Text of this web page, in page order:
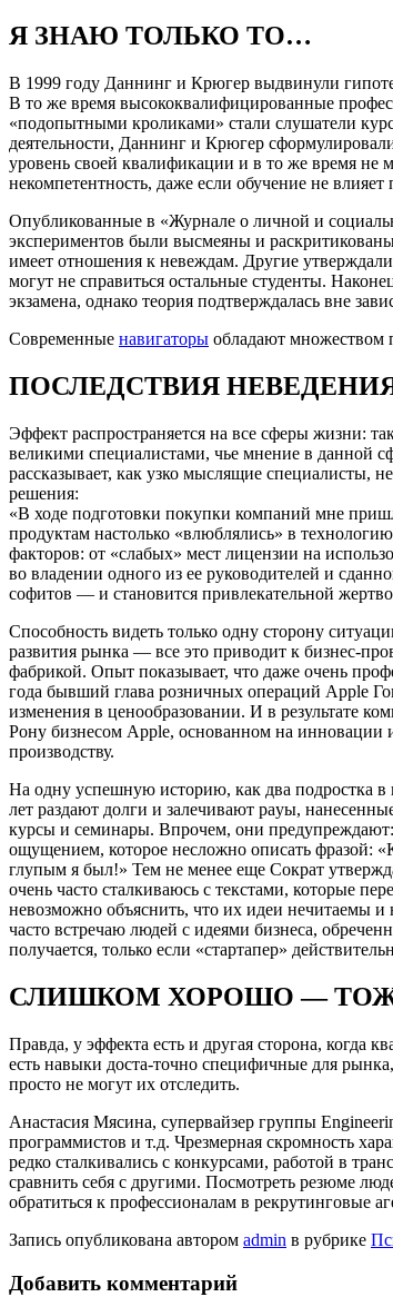
Я ЗНАЮ ТОЛЬКО ТО…
В 1999 году Даннинг и Крюгер выдвинули
В то же время высококвалифицированные
«подопытными кроликами» стали слушатели
деятельности, Даннинг и Крюгер
уровень своей квалификации и в то же время не
некомпетентность, даже если обучение не влияет
Опубликованные в «Журнале о личной и
экспериментов были высмеяны и
имеет отношения к невеждам. Другие
могут не справиться остальные студенты.
экзамена, однако теория подтверждалась вне
Современные навигаторы обладают множеством
ПОСЛЕДСТВИЯ
Эффект распространяется на все сферы жизни:
великими специалистами, чье мнение в данной
рассказывает, как узко мыслящие специалисты,
решения:
«В ходе подготовки покупки компаний мне
продуктам настолько «влюблялись» в
факторов: от «слабых» мест лицензии на
во владении одного из ее руководителей и
софитов — и становится привлекательной
Способность видеть только одну сторону
развития рынка — все это приводит к бизнес-
фабрикой. Опыт показывает, что даже очень
года бывший глава розничных операций Apple
изменения в ценообразовании. И в результате
Рону бизнесом Apple, основанном на инновации
производству.
На одну успешную историю, как два подростка
лет раздают долги и залечивают раyы,
курсы и семинары. Впрочем, они предупреждают:
ощущением, которое несложно описать фразой:
глупым я был!» Тем не менее еще Сократ
очень часто сталкиваюсь с текстами, которые
невозможно объяснить, что их идеи нечитаемы
часто встречаю людей с идеями бизнеса,
получается, только если «стартапер»
СЛИШКОМ ХОРОШО —
Правда, у эффекта есть и другая сторона, когда
есть навыки доста-точно специфичные для
просто не могут их отследить.
Анастасия Мясина, супервайзер группы
программистов и т.д. Чрезмерная скромность
редко сталкивались с конкурсами, работой в
сравнить себя с другими. Посмотреть резюме
обратиться к профессионалам в рекрутинговые
Запись опубликована автором admin в рубрике
Добавить комментарий